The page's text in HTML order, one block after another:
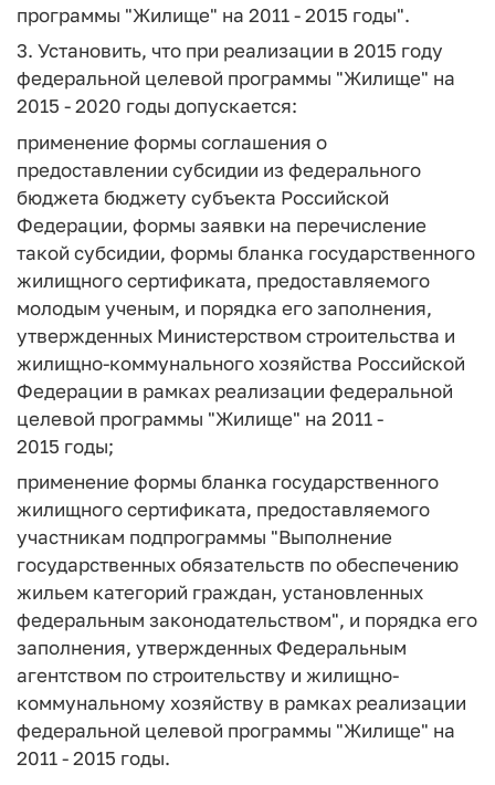
программы "Жилище" на 2011 - 2015 годы".
3. Установить, что при реализации в 2015 году
федеральной целевой программы "Жилище" на
2015 - 2020 годы допускается:
применение формы соглашения о
предоставлении субсидии из федерального
бюджета бюджету субъекта Российской
Федерации, формы заявки на перечисление
такой субсидии, формы бланка государственного
жилищного сертификата, предоставляемого
молодым ученым, и порядка его заполнения,
утвержденных Министерством строительства и
жилищно-коммунального хозяйства Российской
Федерации в рамках реализации федеральной
целевой программы "Жилище" на 2011 -
2015 годы;
применение формы бланка государственного
жилищного сертификата, предоставляемого
участникам подпрограммы "Выполнение
государственных обязательств по обеспечению
жильем категорий граждан, установленных
федеральным законодательством", и порядка его
заполнения, утвержденных Федеральным
агентством по строительству и жилищно-
коммунальному хозяйству в рамках реализации
федеральной целевой программы "Жилище" на
2011 - 2015 годы.